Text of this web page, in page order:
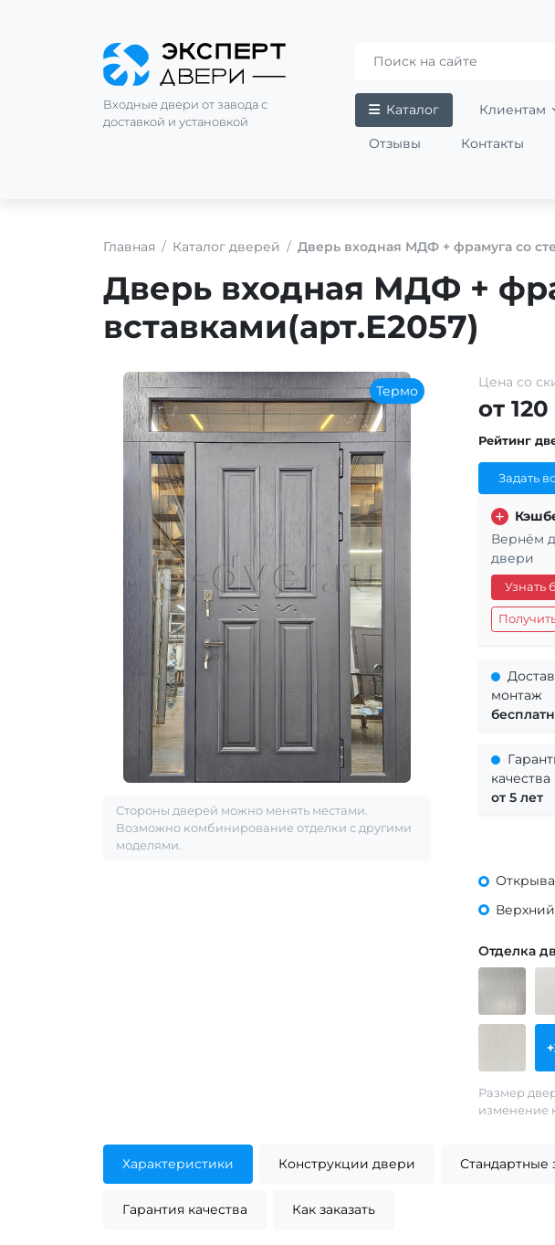
Входные двери от завода с
доставкой и установкой
Каталог Клиентам
Отзывы Контакты
Главная Каталог дверей Дверь входная МДФ + фрамуга со
Дверь входная МДФ +
вставками(арт.Е2057)
Термо
Стороны дверей можно менять местами.
Возможно комбинирование отделки с другими
моделями.
Цена со
от
Рейтинг
Задать
Вернём
двери
Узнать
монтаж
качества
от 5 лет
Верхний
Отделка
Размер
изменение
Характеристики Конструкции двери Стандартные
Гарантия качества Как заказать